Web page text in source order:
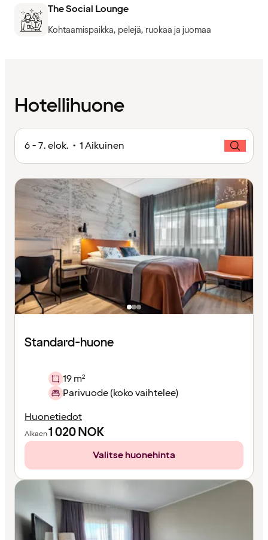
The Social Lounge
Kohtaamispaikka, pelejä, ruokaa ja juomaa
Hotellihuone
6 - 7. elok. • 1 Aikuinen
Standard-huone
19 m²
Parivuode (koko vaihtelee)
Huonetiedot
Alkaen1 020NOK
Valitse huonehinta